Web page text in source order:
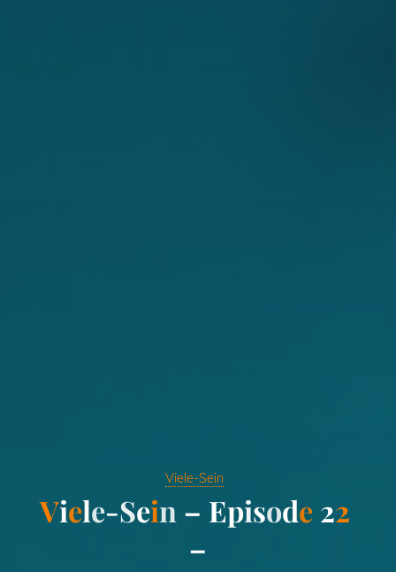
Viele-Sein
Viele-Sein – Episode 22
–